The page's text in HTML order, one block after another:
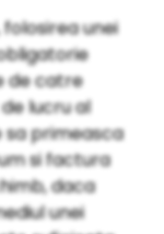
unei
de catre
lucru al
sa primeasca
si factura
daca
unei